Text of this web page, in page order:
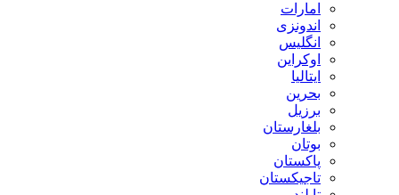
امارات
اندونزی
انگلیس
اوکراین
ایتالیا
بحرین
برزیل
بلغارستان
بوتان
پاکستان
تاجیکستان